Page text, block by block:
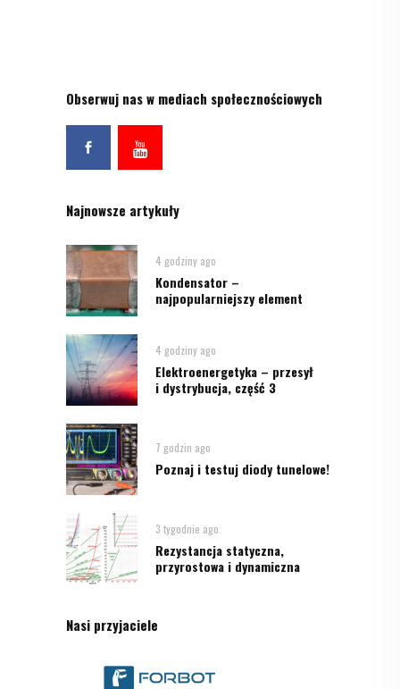
Obserwuj nas w mediach społecznościowych
Najnowsze artykuły
4 godziny ago
Kondensator –
najpopularniejszy element
4 godziny ago
Elektroenergetyka – przesył
i dystrybucja, część 3
7 godzin ago
Poznaj i testuj diody tunelowe!
3 tygodnie ago
Rezystancja statyczna,
przyrostowa i dynamiczna
Nasi przyjaciele